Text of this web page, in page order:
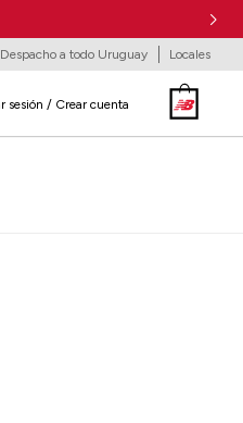
Despacho a todo Uruguay Locales